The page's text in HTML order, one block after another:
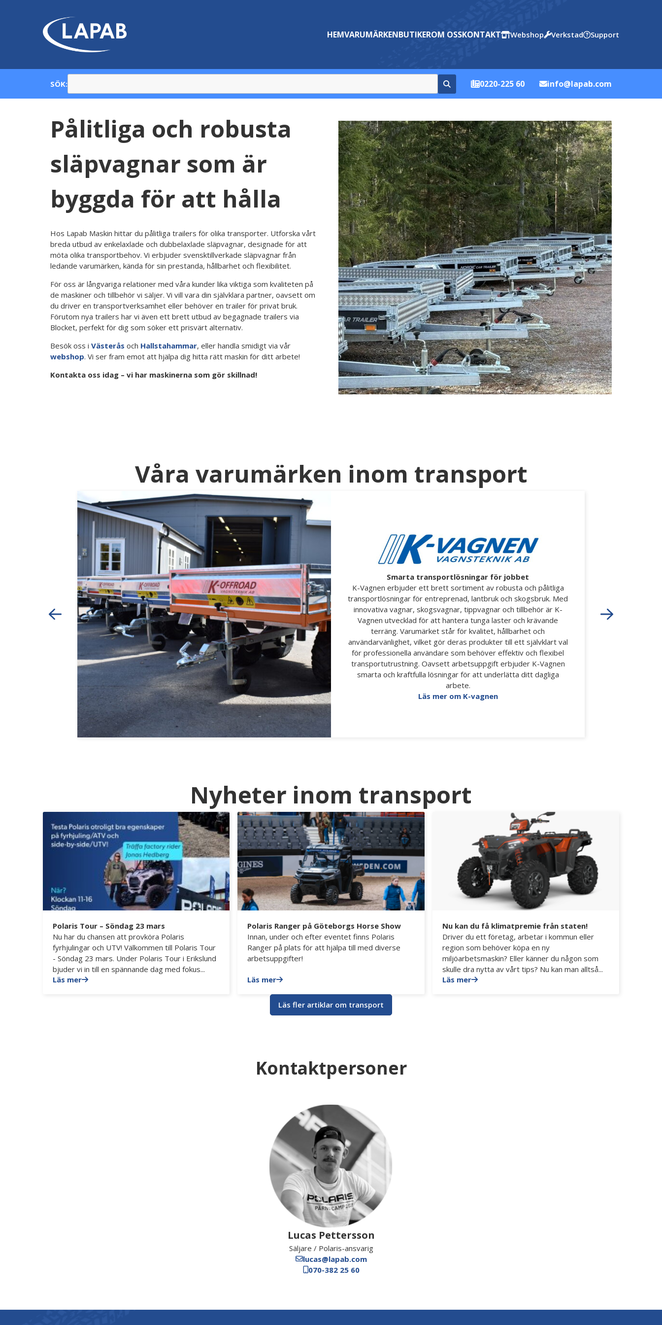
HEMVARUMÄRKENBUTIKEROM OSSKONTAKT Webshop Verkstad Support
SÖK: 0220-225 60 info@lapab.com
Pålitliga och robusta
släpvagnar som är
byggda för att hålla
Hos Lapab Maskin hittar du pålitliga trailers för olika transporter. Utforska vårt
breda utbud av enkelaxlade och dubbelaxlade släpvagnar, designade för att
möta olika transportbehov. Vi erbjuder svensktillverkade släpvagnar från
ledande varumärken, kända för sin prestanda, hållbarhet och flexibilitet.
För oss är långvariga relationer med våra kunder lika viktiga som kvaliteten på
de maskiner och tillbehör vi säljer. Vi vill vara din självklara partner, oavsett om
du driver en transportverksamhet eller behöver en trailer för privat bruk.
Förutom nya trailers har vi även ett brett utbud av begagnade trailers via
Blocket, perfekt för dig som söker ett prisvärt alternativ.
Besök oss i Västerås och Hallstahammar, eller handla smidigt via vår
webshop. Vi ser fram emot att hjälpa dig hitta rätt maskin för ditt arbete!
Kontakta oss idag – vi har maskinerna som gör skillnad!
Våra varumärken inom transport
högkvalitativa
Smarta transportlösningar för jobbet
K-Vagnen erbjuder ett brett sortiment av robusta och pålitliga
transportlösningar för entreprenad, lantbruk och skogsbruk. Med
innovativa vagnar, skogsvagnar, tippvagnar och tillbehör är K-
Vagnen utvecklad för att hantera tunga laster och krävande
terräng. Varumärket står för kvalitet, hållbarhet och
användarvänlighet, vilket gör deras produkter till ett självklart val
för professionella användare som behöver effektiv och flexibel
transportutrustning. Oavsett arbetsuppgift erbjuder K-Vagnen
smarta och kraftfulla lösningar för att underlätta ditt dagliga
arbete.
Läs mer om K-vagnen
Nyheter inom transport
Polaris Tour – Söndag 23 mars
Nu har du chansen att provköra Polaris
fyrhjulingar och UTV! Välkommen till Polaris Tour
- Söndag 23 mars. Under Polaris Tour i Erikslund
bjuder vi in till en spännande dag med fokus...
Läs mer
Polaris Ranger på Göteborgs Horse Show
Innan, under och efter eventet finns Polaris
Ranger på plats för att hjälpa till med diverse
arbetsuppgifter!
Läs mer
Nu kan du få klimatpremie från staten!
Driver du ett företag, arbetar i kommun eller
region som behöver köpa en ny
miljöarbetsmaskin? Eller känner du någon som
skulle dra nytta av vårt tips? Nu kan man alltså...
Läs mer
Läs fler artiklar om transport
Kontaktpersoner
Lucas Pettersson
Säljare / Polaris-ansvarig
lucas@lapab.com
070-382 25 60